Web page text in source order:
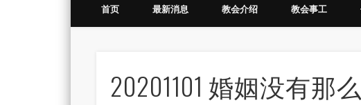
首页 最新消息 教会介绍 教会事工
20201101 婚姻没有那